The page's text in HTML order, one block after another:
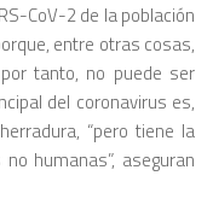
CoV-2 de la población
entre otras cosas,
tanto, no puede ser
del coronavirus es,
“pero tiene la
humanas”, aseguran